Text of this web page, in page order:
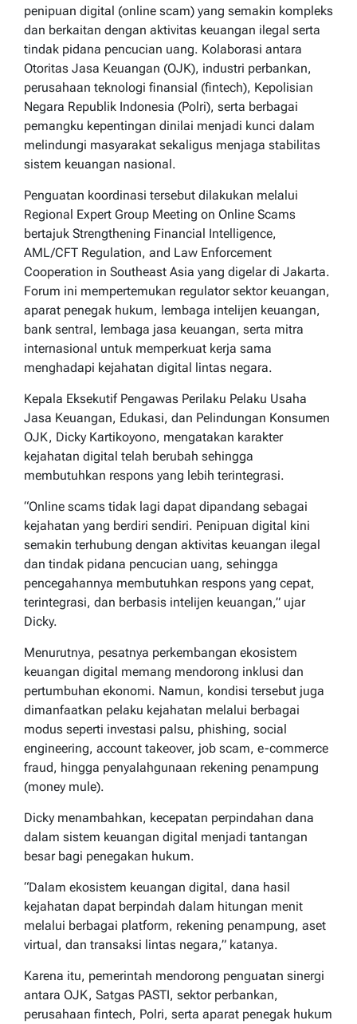
penipuan digital (online scam) yang semakin kompleks
dan berkaitan dengan aktivitas keuangan ilegal serta
tindak pidana pencucian uang. Kolaborasi antara
Otoritas Jasa Keuangan (OJK), industri perbankan,
perusahaan teknologi finansial (fintech), Kepolisian
Negara Republik Indonesia (Polri), serta berbagai
pemangku kepentingan dinilai menjadi kunci dalam
melindungi masyarakat sekaligus menjaga stabilitas
sistem keuangan nasional.
Penguatan koordinasi tersebut dilakukan melalui
Regional Expert Group Meeting on Online Scams
bertajuk Strengthening Financial Intelligence,
AML/CFT Regulation, and Law Enforcement
Cooperation in Southeast Asia yang digelar di Jakarta.
Forum ini mempertemukan regulator sektor keuangan,
aparat penegak hukum, lembaga intelijen keuangan,
bank sentral, lembaga jasa keuangan, serta mitra
internasional untuk memperkuat kerja sama
menghadapi kejahatan digital lintas negara.
Kepala Eksekutif Pengawas Perilaku Pelaku Usaha
Jasa Keuangan, Edukasi, dan Pelindungan Konsumen
OJK, Dicky Kartikoyono, mengatakan karakter
kejahatan digital telah berubah sehingga
membutuhkan respons yang lebih terintegrasi.
“Online scams tidak lagi dapat dipandang sebagai
kejahatan yang berdiri sendiri. Penipuan digital kini
semakin terhubung dengan aktivitas keuangan ilegal
dan tindak pidana pencucian uang, sehingga
pencegahannya membutuhkan respons yang cepat,
terintegrasi, dan berbasis intelijen keuangan,” ujar
Dicky.
Menurutnya, pesatnya perkembangan ekosistem
keuangan digital memang mendorong inklusi dan
pertumbuhan ekonomi. Namun, kondisi tersebut juga
dimanfaatkan pelaku kejahatan melalui berbagai
modus seperti investasi palsu, phishing, social
engineering, account takeover, job scam, e-commerce
fraud, hingga penyalahgunaan rekening penampung
(money mule).
Dicky menambahkan, kecepatan perpindahan dana
dalam sistem keuangan digital menjadi tantangan
besar bagi penegakan hukum.
“Dalam ekosistem keuangan digital, dana hasil
kejahatan dapat berpindah dalam hitungan menit
melalui berbagai platform, rekening penampung, aset
virtual, dan transaksi lintas negara,” katanya.
Karena itu, pemerintah mendorong penguatan sinergi
antara OJK, Satgas PASTI, sektor perbankan,
perusahaan fintech, Polri, serta aparat penegak hukum